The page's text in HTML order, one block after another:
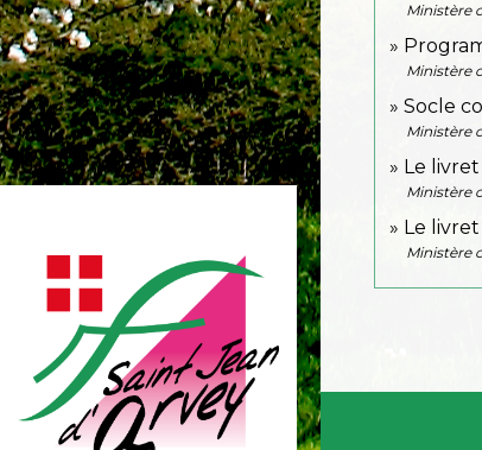
Ministère
Ministère
Socle
Ministère
Le
Ministère
Le
Ministère